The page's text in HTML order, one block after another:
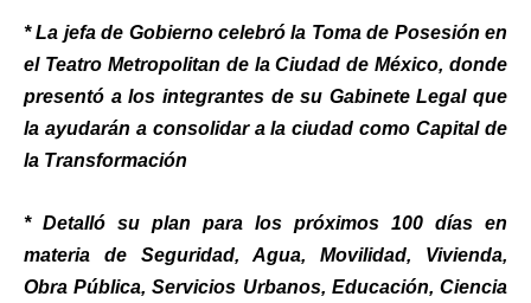
* La jefa de Gobierno celebró la Toma de Posesión en
el Teatro Metropolitan de la Ciudad de México, donde
presentó a los integrantes de su Gabinete Legal que
la ayudarán a consolidar a la ciudad como Capital de
la Transformación
* Detalló su plan para los próximos 100 días en
materia de Seguridad, Agua, Movilidad, Vivienda,
Obra Pública, Servicios Urbanos, Educación, Ciencia